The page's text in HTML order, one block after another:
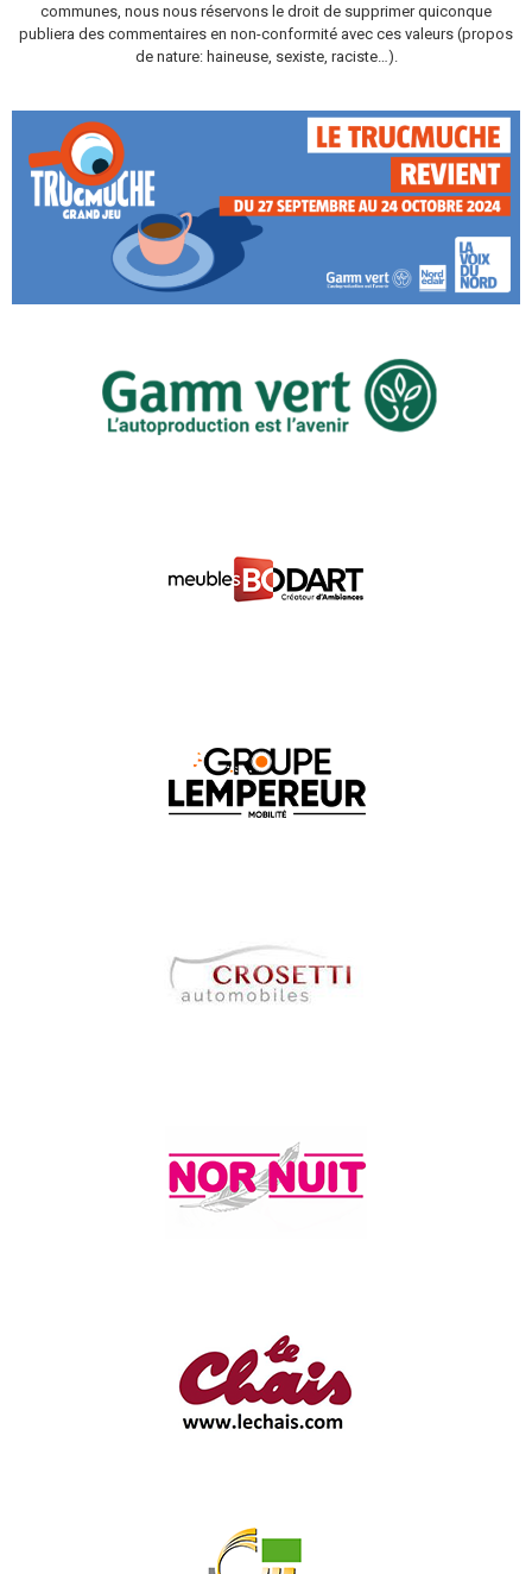
communes, nous nous réservons le droit de supprimer quiconque
publiera des commentaires en non-conformité avec ces valeurs (propos
de nature: haineuse, sexiste, raciste…).